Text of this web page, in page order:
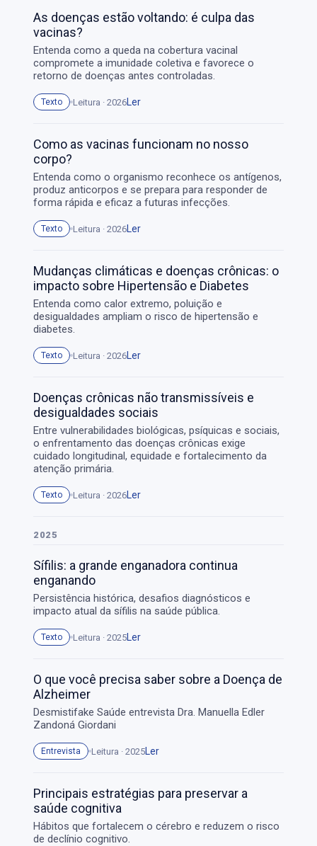
As doenças estão voltando: é culpa das
vacinas?
Entenda como a queda na cobertura vacinal
compromete a imunidade coletiva e favorece o
retorno de doenças antes controladas.
Texto Leitura · 2026 Ler
Como as vacinas funcionam no nosso
corpo?
Entenda como o organismo reconhece os antígenos,
produz anticorpos e se prepara para responder de
forma rápida e eficaz a futuras infecções.
Texto Leitura · 2026 Ler
Mudanças climáticas e doenças crônicas: o
impacto sobre Hipertensão e Diabetes
Entenda como calor extremo, poluição e
desigualdades ampliam o risco de hipertensão e
diabetes.
Texto Leitura · 2026 Ler
Doenças crônicas não transmissíveis e
desigualdades sociais
Entre vulnerabilidades biológicas, psíquicas e sociais,
o enfrentamento das doenças crônicas exige
cuidado longitudinal, equidade e fortalecimento da
atenção primária.
Texto Leitura · 2026 Ler
2025
Sífilis: a grande enganadora continua
enganando
Persistência histórica, desafios diagnósticos e
impacto atual da sífilis na saúde pública.
Texto Leitura · 2025 Ler
O que você precisa saber sobre a Doença de
Alzheimer
Desmistifake Saúde entrevista Dra. Manuella Edler
Zandoná Giordani
Entrevista Leitura · 2025 Ler
Principais estratégias para preservar a
saúde cognitiva
Hábitos que fortalecem o cérebro e reduzem o risco
de declínio cognitivo.